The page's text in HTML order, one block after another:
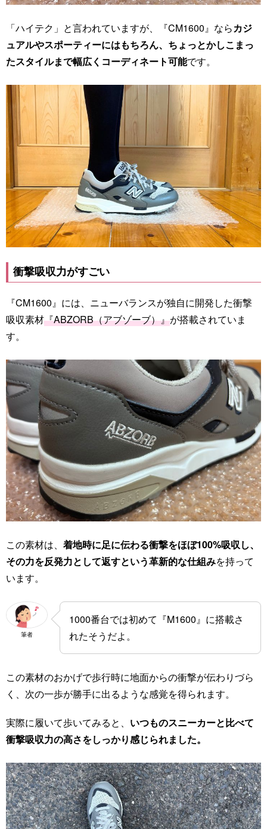
「ハイテク」と言われていますが、『CM1600』ならカジ
ュアルやスポーティーにはもちろん、ちょっとかしこまっ
たスタイルまで幅広くコーディネート可能です。
衝撃吸収力がすごい
『CM1600』には、ニューバランスが独自に開発した衝撃
吸収素材『ABZORB（アブゾーブ）』が搭載されていま
す。
この素材は、 着地時に足に伝わる衝撃をほぼ100%吸収し、
その力を反発力として返すという革新的な仕組みを持って
います。
筆者
1000番台では初めて『M1600』に搭載さ
れたそうだよ。
この素材のおかげで歩行時に地面からの衝撃が伝わりづら
く、次の一歩が勝手に出るような感覚を得られます。
実際に履いて歩いてみると、 いつものスニーカーと比べて
衝撃吸収力の高さをしっかり感じられました。